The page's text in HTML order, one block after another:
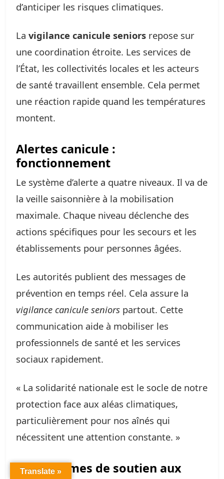
d’anticiper les risques climatiques.
La vigilance canicule seniors repose sur
une coordination étroite. Les services de
l’État, les collectivités locales et les acteurs
de santé travaillent ensemble. Cela permet
une réaction rapide quand les températures
montent.
Alertes canicule :
fonctionnement
Le système d’alerte a quatre niveaux. Il va de
la veille saisonnière à la mobilisation
maximale. Chaque niveau déclenche des
actions spécifiques pour les secours et les
établissements pour personnes âgées.
Les autorités publient des messages de
prévention en temps réel. Cela assure la
vigilance canicule seniors partout. Cette
communication aide à mobiliser les
professionnels de santé et les services
sociaux rapidement.
« La solidarité nationale est le socle de notre
protection face aux aléas climatiques,
particulièrement pour nos aînés qui
nécessitent une attention constante. »
Programmes de soutien aux
Translate »